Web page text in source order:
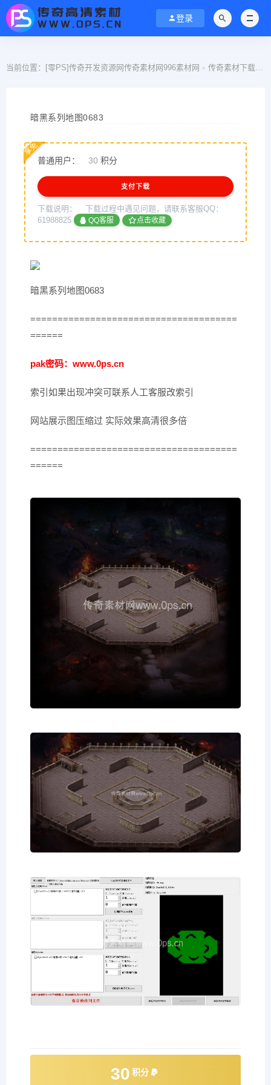
登录
当前位置： [零PS]传奇开发资源网传奇素材网996素材网 > 传奇素材下载
暗黑系列地图0683
普通用户： 30 积分
享免
支付下载
下载说明：
下载过程中遇见问题，请联系客服QQ：
61988825
QQ客服 点击收藏
暗黑系列地图0683
======================================
======
pak密码：www.0ps.cn
索引如果出现冲突可联系人工客服改索引
网站展示图压缩过 实际效果高清很多倍
======================================
======
30 积分